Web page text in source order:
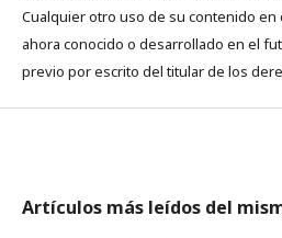
Cualquier otro uso de su contenido
ahora conocido o desarrollado en el
previo por escrito del titular de los
Artículos más leídos del